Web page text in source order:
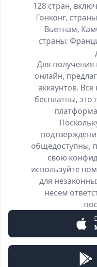
128 стран,
Гонконг,
Вьетнам,
страны:
Для получения
онлайн,
аккаунтов.
бесплатны, это
общедоступны,
свою
используйте
для
несем